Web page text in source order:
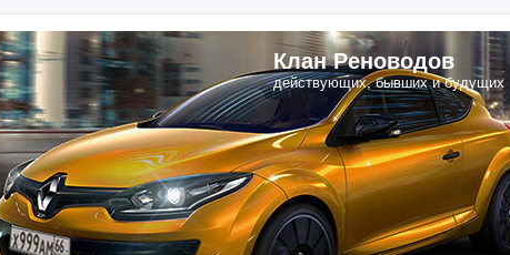
Клан Реноводов
действующих, бывших и будущих